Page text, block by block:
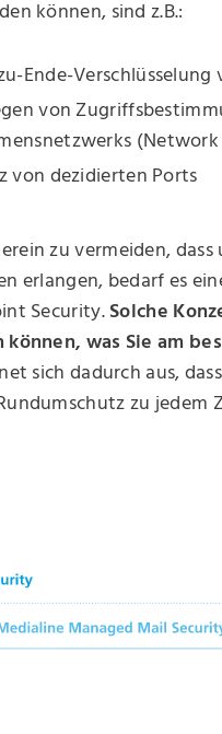
können, sind z.B.:
Ende-
von
(Network
von dezidierten Ports
zu vermeiden,
erlangen, bedarf es
Security.Solche
können, was Sie am
sich dadurch aus,
zu